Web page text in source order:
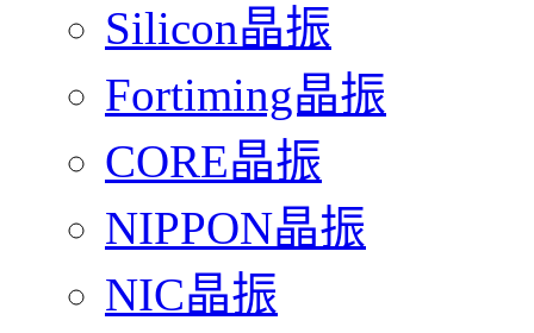
Silicon晶振
Fortiming晶振
CORE晶振
NIPPON晶振
NIC晶振